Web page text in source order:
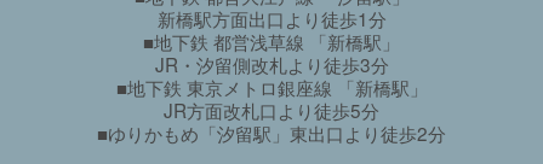
新橋駅方面出口より徒歩1分
■地下鉄 都営浅草線 「新橋駅」
JR・汐留側改札より徒歩3分
■地下鉄 東京メトロ銀座線 「新橋駅」
JR方面改札口より徒歩5分
■ゆりかもめ「汐留駅」東出口より徒歩2分